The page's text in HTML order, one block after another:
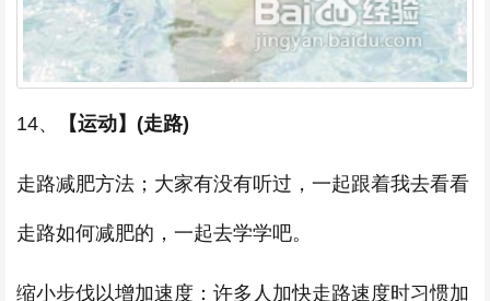
14、 【运动】(走路)
走路减肥方法；大家有没有听过，一起跟着我去看看
走路如何减肥的，一起去学学吧。
缩小步伐以增加速度：许多人加快走路速度时习惯加